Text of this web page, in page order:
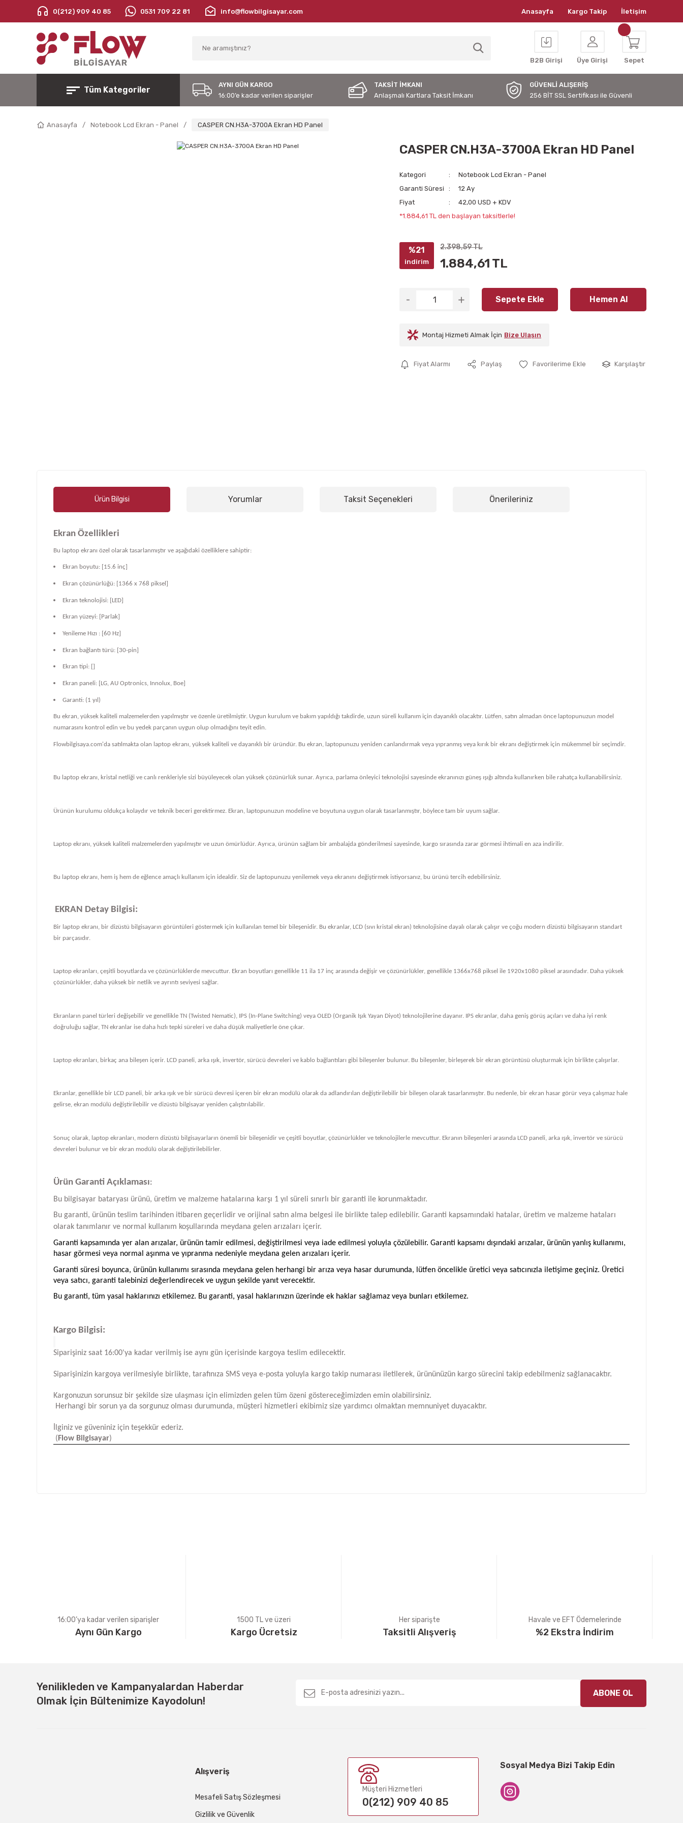
0(212) 909 40 85 0531 709 22 81 info@flowbilgisayar.com Anasayfa Kargo Takip İletişim
B2B Girişi Üye Girişi Sepet
Tüm Kategoriler
AYNI GÜN KARGO
16:00’e kadar verilen siparişler
TAKSİT İMKANI
Anlaşmalı Kartlara Taksit İmkanı
GÜVENLİ ALIŞERİŞ
256 BİT SSL Sertifikası ile Güvenli
Anasayfa Notebook Lcd Ekran - Panel CASPER CN.H3A-3700A Ekran HD Panel
CASPER CN.H3A-3700A Ekran HD Panel
Kategori
Notebook Lcd Ekran - Panel
Garanti Süresi
12 Ay
Fiyat
42,00 USD + KDV
*1.884,61 TL den başlayan taksitlerle!
%21
indirim
2.398,59 TL
1.884,61 TL
Sepete Ekle Hemen Al
Montaj Hizmeti Almak İçin Bize Ulaşın
Fiyat Alarmı Paylaş Karşılaştır
Ürün Bilgisi Yorumlar Taksit Seçenekleri Önerileriniz
Ekran Özellikleri
Bu laptop ekranı özel olarak tasarlanmıştır ve aşağıdaki özelliklere sahiptir:
Ekran boyutu: [15.6 inç]
Ekran çözünürlüğü: [1366 x 768 piksel]
Ekran teknolojisi: [LED]
Ekran yüzeyi: [Parlak]
Yenileme Hızı : [60 Hz]
Ekran bağlantı türü: [30-pin]
Ekran tipi: []
Ekran paneli: [LG, AU Optronics, Innolux, Boe]
Garanti: (1 yıl)
Bu ekran, yüksek kaliteli malzemelerden yapılmıştır ve özenle üretilmiştir. Uygun kurulum ve bakım yapıldığı takdirde, uzun süreli kullanım için dayanıklı olacaktır. Lütfen, satın almadan önce laptopunuzun model
numarasını kontrol edin ve bu yedek parçanın uygun olup olmadığını teyit edin.
Flowbilgisaya.com'da satılmakta olan laptop ekranı, yüksek kaliteli ve dayanıklı bir üründür. Bu ekran, laptopunuzu yeniden canlandırmak veya yıpranmış veya kırık bir ekranı değiştirmek için mükemmel bir seçimdir.
Bu laptop ekranı, kristal netliği ve canlı renkleriyle sizi büyüleyecek olan yüksek çözünürlük sunar. Ayrıca, parlama önleyici teknolojisi sayesinde ekranınızı güneş ışığı altında kullanırken bile rahatça kullanabilirsiniz.
Ürünün kurulumu oldukça kolaydır ve teknik beceri gerektirmez. Ekran, laptopunuzun modeline ve boyutuna uygun olarak tasarlanmıştır, böylece tam bir uyum sağlar.
Laptop ekranı, yüksek kaliteli malzemelerden yapılmıştır ve uzun ömürlüdür. Ayrıca, ürünün sağlam bir ambalajda gönderilmesi sayesinde, kargo sırasında zarar görmesi ihtimali en aza indirilir.
Bu laptop ekranı, hem iş hem de eğlence amaçlı kullanım için idealdir. Siz de laptopunuzu yenilemek veya ekranını değiştirmek istiyorsanız, bu ürünü tercih edebilirsiniz.
EKRAN Detay Bilgisi:
Bir laptop ekranı, bir dizüstü bilgisayarın görüntüleri göstermek için kullanılan temel bir bileşenidir. Bu ekranlar, LCD (sıvı kristal ekran) teknolojisine dayalı olarak çalışır ve çoğu modern dizüstü bilgisayarın standart
bir parçasıdır.
Laptop ekranları, çeşitli boyutlarda ve çözünürlüklerde mevcuttur. Ekran boyutları genellikle 11 ila 17 inç arasında değişir ve çözünürlükler, genellikle 1366x768 piksel ile 1920x1080 piksel arasındadır. Daha yüksek
çözünürlükler, daha yüksek bir netlik ve ayrıntı seviyesi sağlar.
Ekranların panel türleri değişebilir ve genellikle TN (Twisted Nematic), IPS (In-Plane Switching) veya OLED (Organik Işık Yayan Diyot) teknolojilerine dayanır. IPS ekranlar, daha geniş görüş açıları ve daha iyi renk
doğruluğu sağlar, TN ekranlar ise daha hızlı tepki süreleri ve daha düşük maliyetlerle öne çıkar.
Laptop ekranları, birkaç ana bileşen içerir. LCD paneli, arka ışık, invertör, sürücü devreleri ve kablo bağlantıları gibi bileşenler bulunur. Bu bileşenler, birleşerek bir ekran görüntüsü oluşturmak için birlikte çalışırlar.
Ekranlar, genellikle bir LCD paneli, bir arka ışık ve bir sürücü devresi içeren bir ekran modülü olarak da adlandırılan değiştirilebilir bir bileşen olarak tasarlanmıştır. Bu nedenle, bir ekran hasar görür veya çalışmaz hale
gelirse, ekran modülü değiştirilebilir ve dizüstü bilgisayar yeniden çalıştırılabilir.
Sonuç olarak, laptop ekranları, modern dizüstü bilgisayarların önemli bir bileşenidir ve çeşitli boyutlar, çözünürlükler ve teknolojilerle mevcuttur. Ekranın bileşenleri arasında LCD paneli, arka ışık, invertör ve sürücü
devreleri bulunur ve bir ekran modülü olarak değiştirilebilirler.
Ürün Garanti Açıklaması:
Bu bilgisayar bataryası ürünü, üretim ve malzeme hatalarına karşı 1 yıl süreli sınırlı bir garanti ile korunmaktadır.
Bu garanti, ürünün teslim tarihinden itibaren geçerlidir ve orijinal satın alma belgesi ile birlikte talep edilebilir. Garanti kapsamındaki hatalar, üretim ve malzeme hataları
olarak tanımlanır ve normal kullanım koşullarında meydana gelen arızaları içerir.
Garanti kapsamında yer alan arızalar, ürünün tamir edilmesi, değiştirilmesi veya iade edilmesi yoluyla çözülebilir. Garanti kapsamı dışındaki arızalar, ürünün yanlış kullanımı,
hasar görmesi veya normal aşınma ve yıpranma nedeniyle meydana gelen arızaları içerir.
Garanti süresi boyunca, ürünün kullanımı sırasında meydana gelen herhangi bir arıza veya hasar durumunda, lütfen öncelikle üretici veya satıcınızla iletişime geçiniz. Üretici
veya satıcı, garanti talebinizi değerlendirecek ve uygun şekilde yanıt verecektir.
Bu garanti, tüm yasal haklarınızı etkilemez. Bu garanti, yasal haklarınızın üzerinde ek haklar sağlamaz veya bunları etkilemez.
Kargo Bilgisi:
Siparişiniz saat 16:00'ya kadar verilmiş ise aynı gün içerisinde kargoya teslim edilecektir.
Siparişinizin kargoya verilmesiyle birlikte, tarafınıza SMS veya e-posta yoluyla kargo takip numarası iletilerek, ürününüzün kargo sürecini takip edebilmeniz sağlanacaktır.
Kargonuzun sorunsuz bir şekilde size ulaşması için elimizden gelen tüm özeni göstereceğimizden emin olabilirsiniz.
Herhangi bir sorun ya da sorgunuz olması durumunda, müşteri hizmetleri ekibimiz size yardımcı olmaktan memnuniyet duyacaktır.
İlginiz ve güveniniz için teşekkür ederiz.
( Flow Bilgisayar)
16:00’ya kadar verilen siparişler
Aynı Gün Kargo
1500 TL ve üzeri
Kargo Ücretsiz
Her siparişte
Taksitli Alışveriş
Havale ve EFT Ödemelerinde
%2 Ekstra İndirim
Yenilikleden ve Kampanyalardan Haberdar
Olmak İçin Bültenimize Kayodolun!
ABONE OL
Alışveriş
Mesafeli Satış Sözleşmesi
Gizlilik ve Güvenlik
Müşteri Hizmetleri
0(212) 909 40 85
Sosyal Medya Bizi Takip Edin